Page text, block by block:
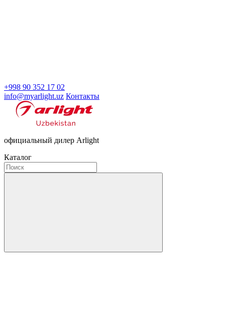
+998 90 352 17 02
info@myarlight.uz Контакты
официальный дилер Arlight
Каталог